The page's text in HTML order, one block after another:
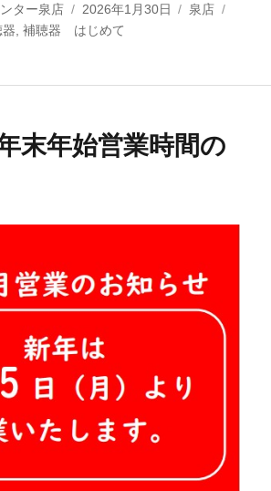
ター泉店
投
稿
2026年1月30日
カ
泉店
,補聴器 はじめて
末年始営業時間の